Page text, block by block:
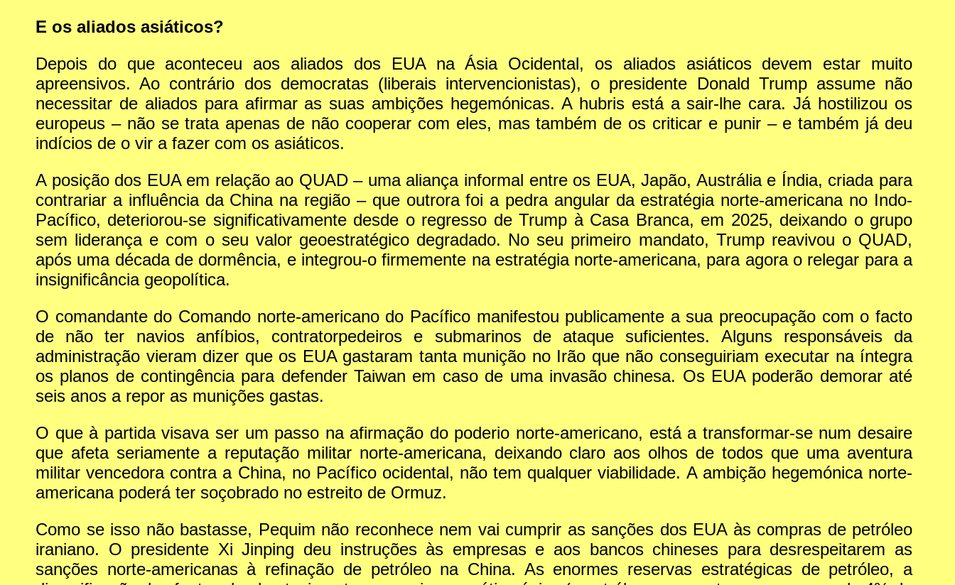
E os aliados asiáticos?
Depois do que aconteceu aos aliados dos EUA na Ásia Ocidental, os aliados asiáticos devem estar muito
apreensivos. Ao contrário dos democratas (liberais intervencionistas), o presidente Donald Trump assume não
necessitar de aliados para afirmar as suas ambições hegemónicas. A hubris está a sair-lhe cara. Já hostilizou os
europeus – não se trata apenas de não cooperar com eles, mas também de os criticar e punir – e também já deu
indícios de o vir a fazer com os asiáticos.
A posição dos EUA em relação ao QUAD – uma aliança informal entre os EUA, Japão, Austrália e Índia, criada para
contrariar a influência da China na região – que outrora foi a pedra angular da estratégia norte-americana no Indo-
Pacífico, deteriorou-se significativamente desde o regresso de Trump à Casa Branca, em 2025, deixando o grupo
sem liderança e com o seu valor geoestratégico degradado. No seu primeiro mandato, Trump reavivou o QUAD,
após uma década de dormência, e integrou-o firmemente na estratégia norte-americana, para agora o relegar para a
insignificância geopolítica.
O comandante do Comando norte-americano do Pacífico manifestou publicamente a sua preocupação com o facto
de não ter navios anfíbios, contratorpedeiros e submarinos de ataque suficientes. Alguns responsáveis da
administração vieram dizer que os EUA gastaram tanta munição no Irão que não conseguiriam executar na íntegra
os planos de contingência para defender Taiwan em caso de uma invasão chinesa. Os EUA poderão demorar até
seis anos a repor as munições gastas.
O que à partida visava ser um passo na afirmação do poderio norte-americano, está a transformar-se num desaire
que afeta seriamente a reputação militar norte-americana, deixando claro aos olhos de todos que uma aventura
militar vencedora contra a China, no Pacífico ocidental, não tem qualquer viabilidade. A ambição hegemónica norte-
americana poderá ter soçobrado no estreito de Ormuz.
Como se isso não bastasse, Pequim não reconhece nem vai cumprir as sanções dos EUA às compras de petróleo
iraniano. O presidente Xi Jinping deu instruções às empresas e aos bancos chineses para desrespeitarem as
sanções norte-americanas à refinação de petróleo na China. As enormes reservas estratégicas de petróleo, a